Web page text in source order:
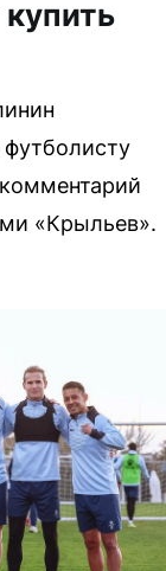
«Крыльев».